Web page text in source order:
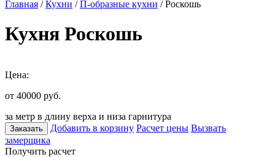
Главная /Кухни /П-образные кухни / Роскошь
Кухня Роскошь
Цена:
от 40000 руб.
за метр в длину верха и низа гарнитура
Заказать Добавить в корзину Расчет цены Вызвать
замерщика
Получить расчет